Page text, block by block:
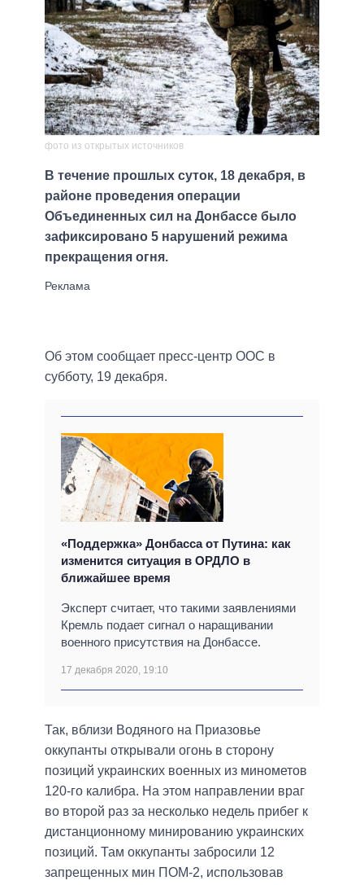
фото из открытых источников
В течение прошлых суток, 18 декабря, в
районе проведения операции
Объединенных сил на Донбассе было
зафиксировано 5 нарушений режима
прекращения огня.
Об этом сообщает пресс-центр ООС в
субботу, 19 декабря.
«Поддержка» Донбасса от Путина: как
изменится ситуация в ОРДЛО в
ближайшее время
Эксперт считает, что такими заявлениями
Кремль подает сигнал о наращивании
военного присутствия на Донбассе.
17 декабря 2020, 19:10
Так, вблизи Водяного на Приазовье
оккупанты открывали огонь в сторону
позиций украинских военных из минометов
120-го калибра. На этом направлении враг
во второй раз за несколько недель прибег к
дистанционному минированию украинских
позиций. Там оккупанты забросили 12
запрещенных мин ПОМ-2, использовав